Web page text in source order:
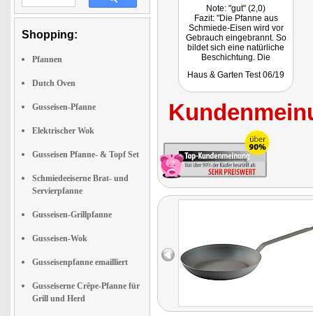
Shopping:
Pfannen
Dutch Oven
Gusseisen-Pfanne
Elektrischer Wok
Gusseisen Pfanne- & Topf Set
Schmiedeeiserne Brat- und
Servierpfanne
Gusseisen-Grillpfanne
Gusseisen-Wok
Gusseisenpfanne emailliert
Gusseiserne Crêpe-Pfanne für
Grill und Herd
Note: "gut" (2,0)
Fazit: "Die Pfanne aus
Schmiede-Eisen wird vor
Gebrauch eingebrannt. So
bildet sich eine natürliche
Beschichtung. Die
Bratgut und ermöglicht
Haus & Garten Test 06/19